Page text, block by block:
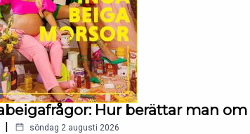
Hur berättar man
| söndag 2 augusti 2026